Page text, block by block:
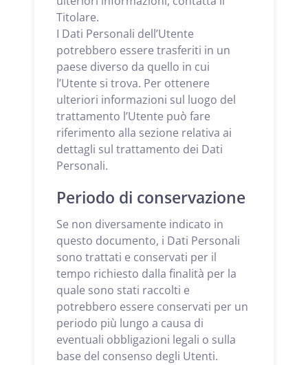
Titolare.
I Dati Personali dell’Utente
potrebbero essere trasferiti in un
paese diverso da quello in cui
l’Utente si trova. Per ottenere
ulteriori informazioni sul luogo del
trattamento l’Utente può fare
riferimento alla sezione relativa ai
dettagli sul trattamento dei Dati
Personali.
Periodo di conservazione
Se non diversamente indicato in
questo documento, i Dati Personali
sono trattati e conservati per il
tempo richiesto dalla finalità per la
quale sono stati raccolti e
potrebbero essere conservati per un
periodo più lungo a causa di
eventuali obbligazioni legali o sulla
base del consenso degli Utenti.